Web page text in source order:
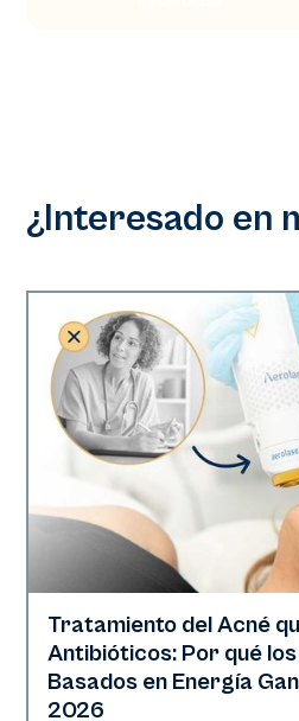
¿Interesado en
Salud de la piel
Tratamiento del Acné
Antibióticos: Por qué
Basados en Energía
2026